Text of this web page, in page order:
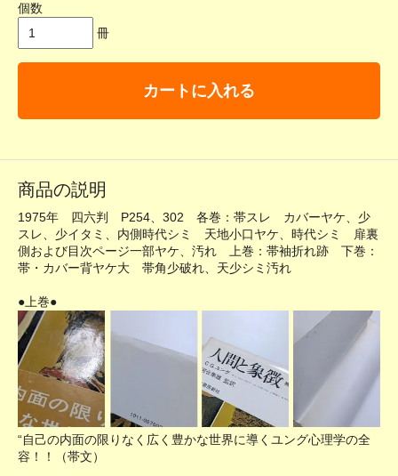
個数
冊
カートに入れる
商品の説明
1975年 四六判 P254、302 各巻：帯スレ カバーヤケ、少
スレ、少イタミ、内側時代シミ 天地小口ヤケ、時代シミ 扉裏
側および目次ページ一部ヤケ、汚れ 上巻：帯袖折れ跡 下巻：
帯・カバー背ヤケ大 帯角少破れ、天少シミ汚れ
●上巻●
“自己の内面の限りなく広く豊かな世界に導くユング心理学の全
容！！（帯文）